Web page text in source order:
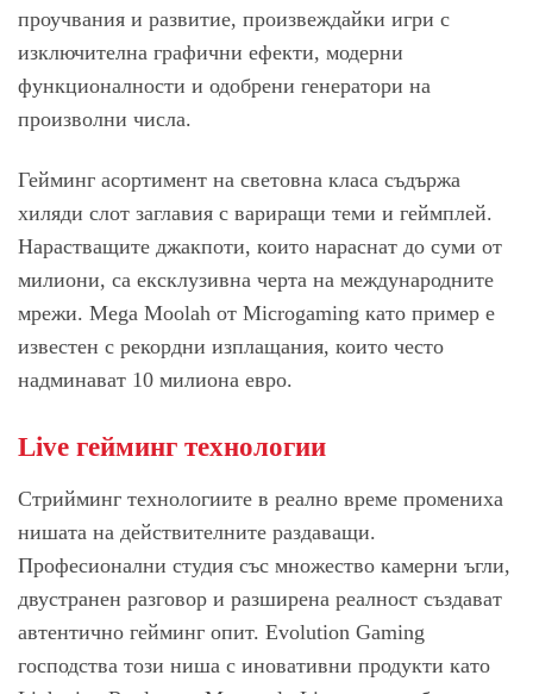
проучвания и развитие, произвеждайки игри с
изключителна графични ефекти, модерни
функционалности и одобрени генератори на
произволни числа.
Гейминг асортимент на световна класа съдържа
хиляди слот заглавия с вариращи теми и геймплей.
Нарастващите джакпоти, които нараснат до суми от
милиони, са ексклузивна черта на международните
мрежи. Mega Moolah от Microgaming като пример е
известен с рекордни изплащания, които често
надминават 10 милиона евро.
Live гейминг технологии
Стрийминг технологиите в реално време промениха
нишата на действителните раздаващи.
Професионални студия със множество камерни ъгли,
двустранен разговор и разширена реалност създават
автентично гейминг опит. Evolution Gaming
господства този ниша с иновативни продукти като